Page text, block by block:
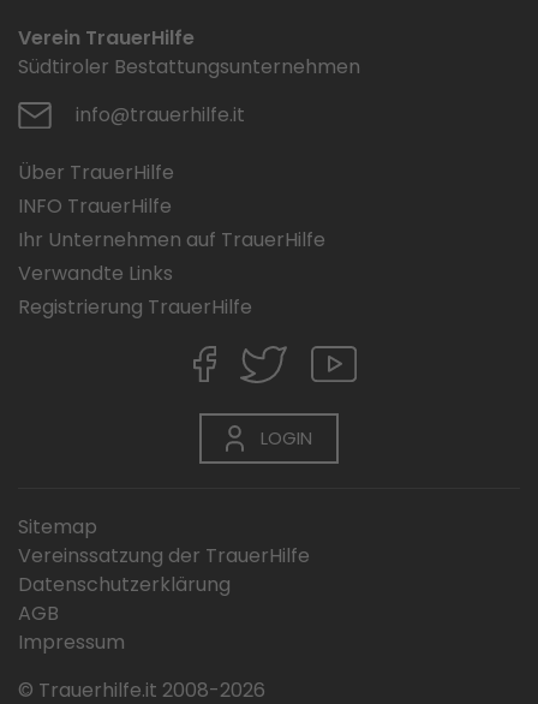
Verein TrauerHilfe
Südtiroler Bestattungsunternehmen
info@trauerhilfe.it
Über TrauerHilfe
INFO TrauerHilfe
Ihr Unternehmen auf TrauerHilfe
Verwandte Links
Registrierung TrauerHilfe
LOGIN
Sitemap
Vereinssatzung der TrauerHilfe
Datenschutzerklärung
AGB
Impressum
© Trauerhilfe.it 2008-2026